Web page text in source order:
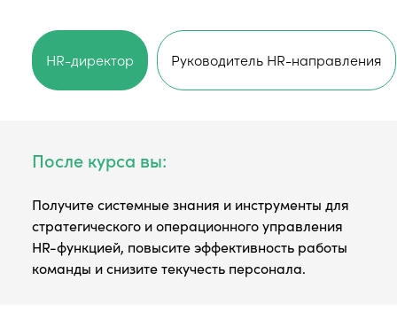
HR-директор Руководитель HR-направления
После курса вы:
Получите системные знания и инструменты для
стратегического и операционного управления
HR-функцией, повысите эффективность работы
команды и снизите текучесть персонала.